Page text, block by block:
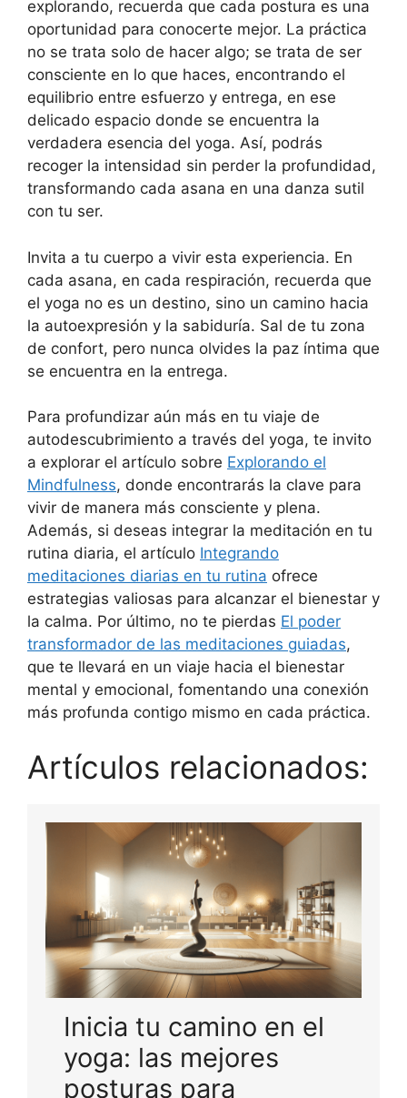
explorando, recuerda que cada postura es una
oportunidad para conocerte mejor. La práctica
no se trata solo de hacer algo; se trata de ser
consciente en lo que haces, encontrando el
equilibrio entre esfuerzo y entrega, en ese
delicado espacio donde se encuentra la
verdadera esencia del yoga. Así, podrás
recoger la intensidad sin perder la profundidad,
transformando cada asana en una danza sutil
con tu ser.
Invita a tu cuerpo a vivir esta experiencia. En
cada asana, en cada respiración, recuerda que
el yoga no es un destino, sino un camino hacia
la autoexpresión y la sabiduría. Sal de tu zona
de confort, pero nunca olvides la paz íntima que
se encuentra en la entrega.
Para profundizar aún más en tu viaje de
autodescubrimiento a través del yoga, te invito
a explorar el artículo sobre Explorando el
Mindfulness, donde encontrarás la clave para
vivir de manera más consciente y plena.
Además, si deseas integrar la meditación en tu
rutina diaria, el artículo Integrando
meditaciones diarias en tu rutina ofrece
estrategias valiosas para alcanzar el bienestar y
la calma. Por último, no te pierdas El poder
transformador de las meditaciones guiadas,
que te llevará en un viaje hacia el bienestar
mental y emocional, fomentando una conexión
más profunda contigo mismo en cada práctica.
Artículos relacionados:
Inicia tu camino en el
yoga: las mejores
posturas para